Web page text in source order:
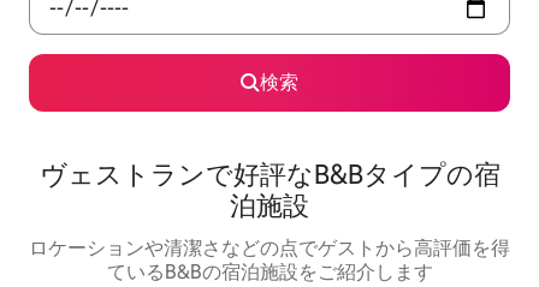
検索
ヴェストランで好評なB&Bタイプの宿
泊施設
ロケーションや清潔さなどの点でゲストから高評価を得
ているB&Bの宿泊施設をご紹介します